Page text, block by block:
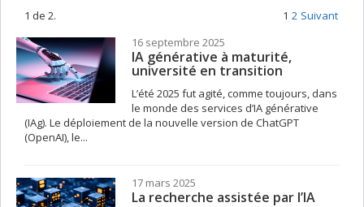
1 de 2.
1 2 Suivant
16 septembre 2025
IA générative à maturité,
université en transition
L’été 2025 fut agité, comme toujours, dans
le monde des services d’IA générative
(IAg). Le déploiement de la nouvelle version de ChatGPT
(OpenAI), le...
17 mars 2025
La recherche assistée par l’IA